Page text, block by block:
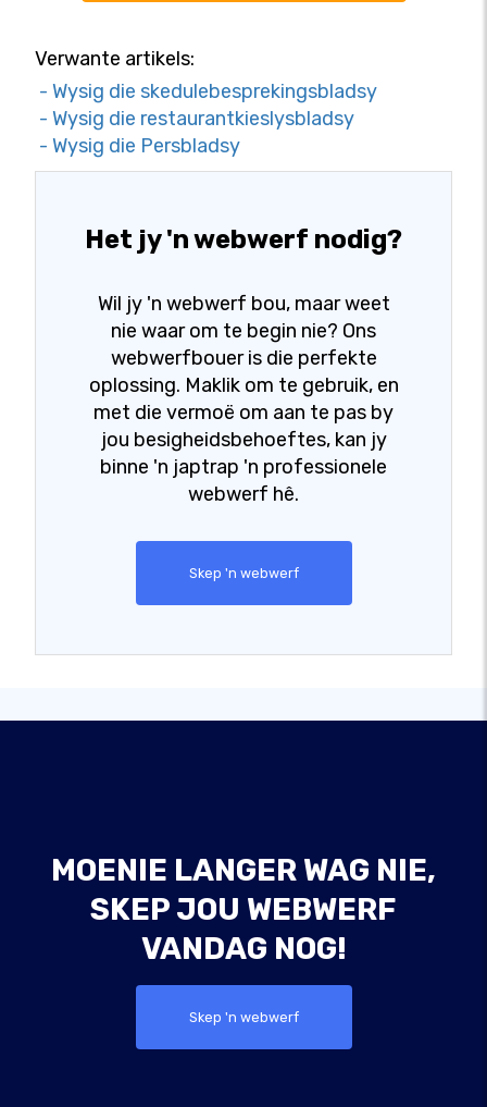
Verwante artikels:
- Wysig die skedulebesprekingsbladsy
- Wysig die restaurantkieslysbladsy
- Wysig die Persbladsy
Het jy 'n webwerf nodig?
Wil jy 'n webwerf bou, maar weet
nie waar om te begin nie? Ons
webwerfbouer is die perfekte
oplossing. Maklik om te gebruik, en
met die vermoë om aan te pas by
jou besigheidsbehoeftes, kan jy
binne 'n japtrap 'n professionele
webwerf hê.
Skep 'n webwerf
MOENIE LANGER WAG NIE,
SKEP JOU WEBWERF
VANDAG NOG!
Skep 'n webwerf